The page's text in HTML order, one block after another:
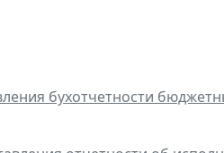
бухотчетности